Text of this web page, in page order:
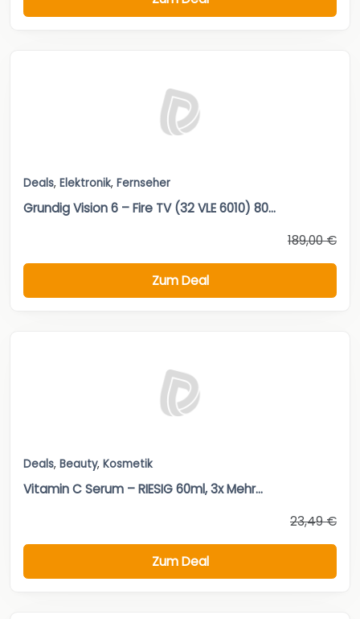
Deals, Elektronik, Fernseher
Grundig Vision 6 – Fire TV (32 VLE 6010) 80...
189,00 €
Zum Deal
Deals, Beauty, Kosmetik
Vitamin C Serum – RIESIG 60ml, 3x Mehr...
23,49 €
Zum Deal